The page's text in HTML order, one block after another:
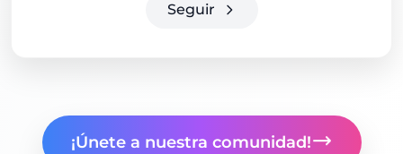
Seguir
¡Únete a nuestra comunidad!